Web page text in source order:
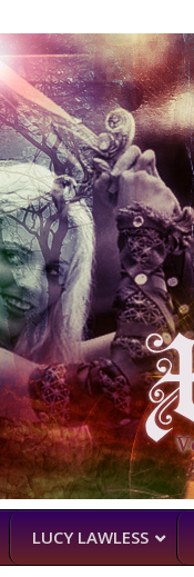
LUCY LAWLESS